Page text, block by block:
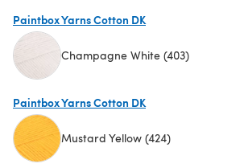
Paintbox Yarns Cotton DK
Champagne White (403)
Paintbox Yarns Cotton DK
Mustard Yellow (424)